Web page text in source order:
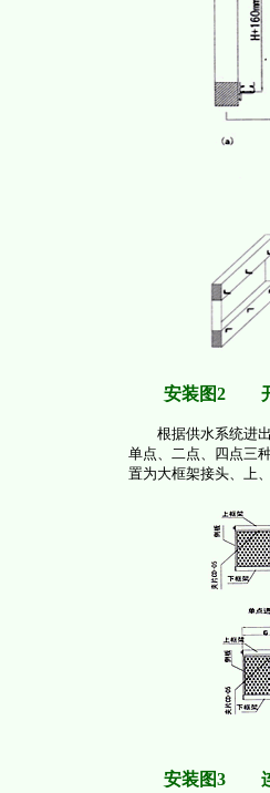
安装图2
根据供水系统进出
单点、二点、四点三
置为大框架接头、上
安装图3